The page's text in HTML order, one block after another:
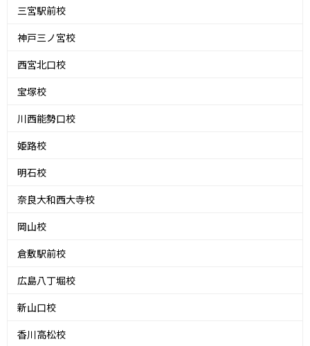
三宮駅前校
神戸三ノ宮校
西宮北口校
宝塚校
川西能勢口校
姫路校
明石校
奈良大和西大寺校
岡山校
倉敷駅前校
広島八丁堀校
新山口校
香川高松校